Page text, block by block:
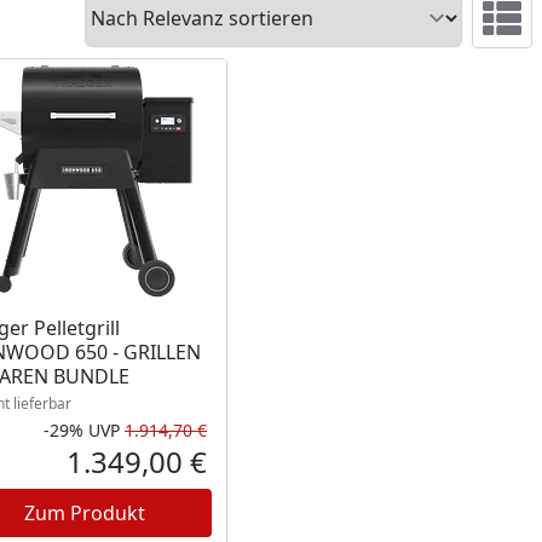
Preis
Pelletgrill
650 - GRILLEN
BUNDLE
nicht lieferbar
lieferbar
Rabatt in Prozent
-29%
Ursprünglicher Preis
UVP 1.914,70 €
Aktueller Preis
1.349,00 €
Zum Produkt